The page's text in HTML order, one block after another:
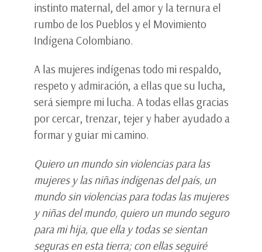
instinto maternal, del amor y la ternura el
rumbo de los Pueblos y el Movimiento
Indígena Colombiano.
A las mujeres indígenas todo mi respaldo,
respeto y admiración, a ellas que su lucha,
será siempre mi lucha. A todas ellas gracias
por cercar, trenzar, tejer y haber ayudado a
formar y guiar mi camino.
Quiero un mundo sin violencias para las
mujeres y las niñas indígenas del país, un
mundo sin violencias para todas las mujeres
y niñas del mundo, quiero un mundo seguro
para mi hija, que ella y todas se sientan
seguras en esta tierra; con ellas seguiré